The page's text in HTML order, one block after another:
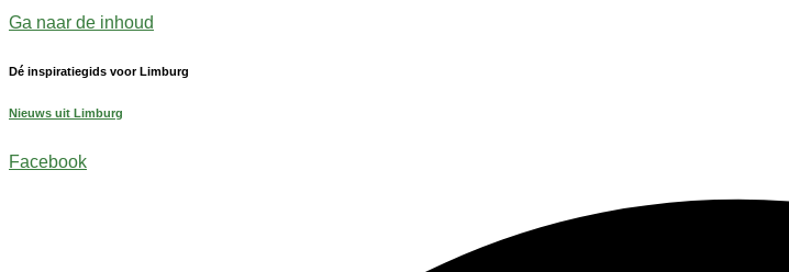
Ga naar de inhoud
Dé inspiratiegids voor Limburg
Nieuws uit Limburg
Facebook